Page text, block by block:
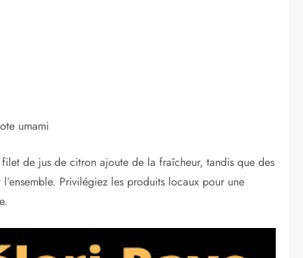
umami
filet de jus de citron ajoute de la fraîcheur, tandis que des
Privilégiez les produits locaux pour une